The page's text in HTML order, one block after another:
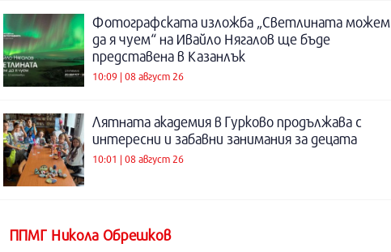
Фотографската изложба „Светлината можем
да я чуем“ на Ивайло Нягалов ще бъде
представена в Казанлък
10:09 | 08 август 26
Лятната академия в Гурково продължава с
интересни и забавни занимания за децата
10:01 | 08 август 26
ППМГ Никола Обрешков